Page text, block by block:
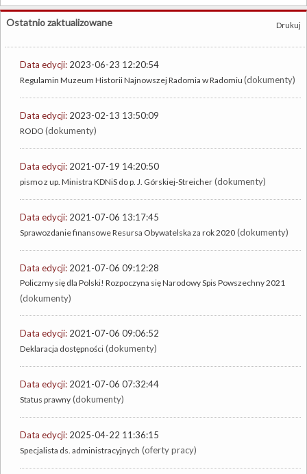
Drukuj
Ostatnio zaktualizowane
Data edycji: 2023-06-23 12:20:54
Regulamin Muzeum Historii Najnowszej Radomia w Radomiu (dokumenty)
Data edycji: 2023-02-13 13:50:09
RODO (dokumenty)
Data edycji: 2021-07-19 14:20:50
pismo z up. Ministra KDNiS do p. J. Górskiej-Streicher (dokumenty)
Data edycji: 2021-07-06 13:17:45
Sprawozdanie finansowe Resursa Obywatelska za rok 2020 (dokumenty)
Data edycji: 2021-07-06 09:12:28
Policzmy się dla Polski! Rozpoczyna się Narodowy Spis Powszechny 2021
(dokumenty)
Data edycji: 2021-07-06 09:06:52
Deklaracja dostępności (dokumenty)
Data edycji: 2021-07-06 07:32:44
Status prawny (dokumenty)
Data edycji: 2025-04-22 11:36:15
Specjalista ds. administracyjnych (oferty pracy)